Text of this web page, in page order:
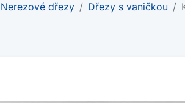
Nerezové dřezy Dřezy s vaničkou